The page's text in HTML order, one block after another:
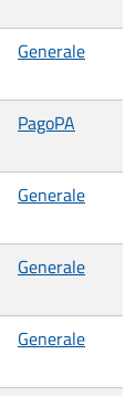
Generale
PagoPA
Generale
Generale
Generale